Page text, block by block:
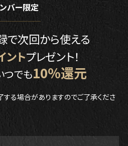
バー限定
で次回から使える
ントプレゼント！
つでも10％還元
る場合がありますのでご了承くださ